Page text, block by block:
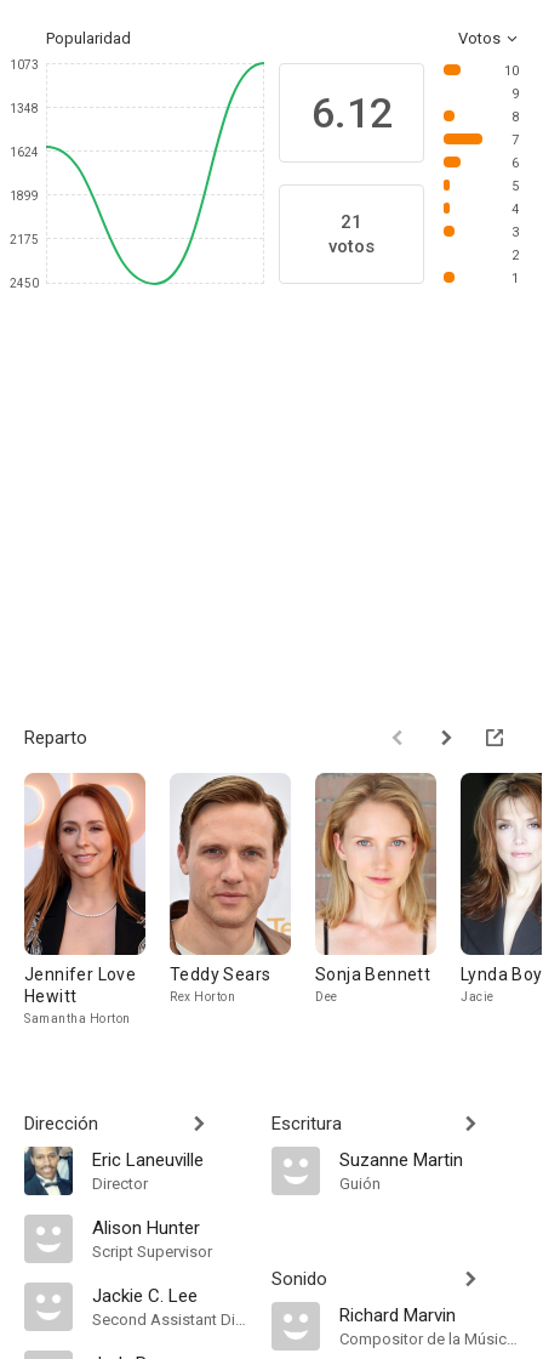
Popularidad Votos
1073
1348
1624
1899
2175
2450
6.12
21
votos
10
9
8
7
6
5
4
3
2
1
Reparto
Jennifer Love
Hewitt
Samantha Horton
Teddy Sears
Rex Horton
Sonja Bennett
Dee
Lynda
Jacie
Dirección
Eric Laneuville
Director
Alison Hunter
Script Supervisor
Jackie C. Lee
Second Assistant Director
Escritura
Suzanne Martin
Guión
Sonido
Richard Marvin
Compositor de la Música Original